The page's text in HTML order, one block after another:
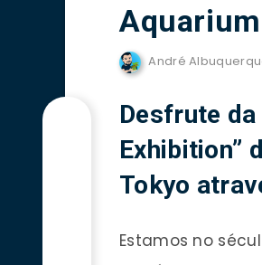
André
Desfrute da
Exhibition”
Tokyo
Estamos no